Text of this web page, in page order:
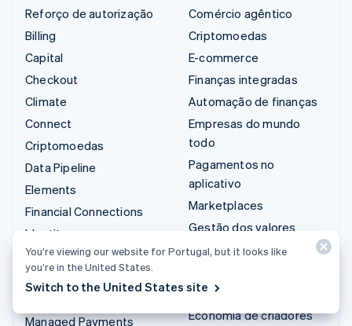
Reforço de autorização
Billing
Capital
Checkout
Climate
Connect
Criptomoedas
Data Pipeline
Elements
Financial Connections
Identity
Invoicing
Issuing
Managed Payments
Comércio agêntico
Criptomoedas
E-commerce
Finanças integradas
Automação de finanças
Empresas do mundo
todo
Pagamentos no
aplicativo
Marketplaces
Gestão dos valores
Plataformas
Empresas de IA
Economia de criadores
You’re viewing our website for Portugal, but it looks like
you’re in the United States.
Switch to the United States site